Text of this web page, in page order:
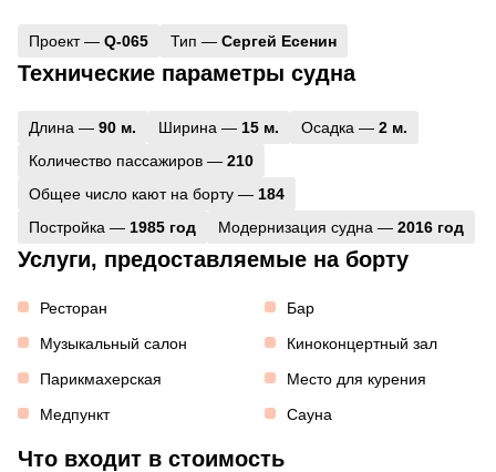
Проект — Q-065 Тип — Сергей Есенин
Технические параметры судна
Длина — 90 м. Ширина — 15 м. Осадка — 2 м.
Количество пассажиров — 210
Общее число кают на борту — 184
Постройка — 1985 год Модернизация судна — 2016 год
Услуги, предоставляемые на борту
Ресторан
Бар
Музыкальный салон
Киноконцертный зал
Парикмахерская
Место для курения
Медпункт
Сауна
Что входит в стоимость